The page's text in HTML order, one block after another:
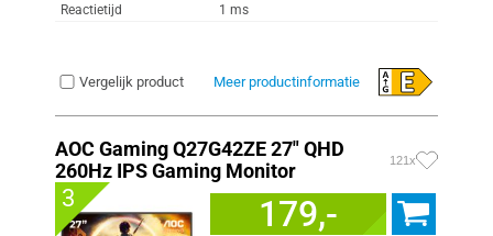
Reactietijd
1 ms
Vergelijk product Meer productinformatie
AOC Gaming Q27G42ZE 27" QHD
260Hz IPS Gaming Monitor
121x
3 179,-